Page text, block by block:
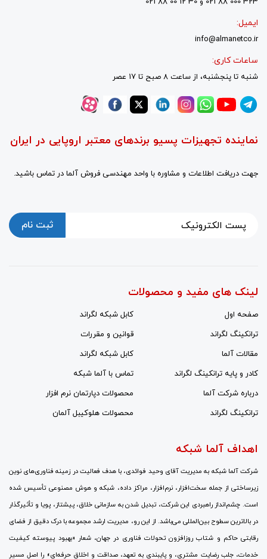
ایمیل:
info@almanetco.ir
ساعات کاری:
شنبه تا پنجشنبه، از ساعت 8 صبح تا 17 عصر
نماینده تجهیزات پسیو برندهای معتبر اروپایی در ایران
جهت دریافت اطلاعات و مشاوره با واحد مهندسی فروش آلما در تماس باشید.
ثبت نام
لینک های مفید و محصولات
صفحه اول
کابل شبکه لگراند
ترانکینگ لگراند
قوانین و مقررات
مقالات آلما
کابل شبکه لگراند
کادر و پایه ترانکینگ لگراند
تماس با آلما شبکه
درباره شرکت آلما
محصولات دپارتمان نرم افزار
ترانکینگ لگراند
محصولات هلوکیبل آلمان
اهداف آلما شبکه
شرکت آلما شبکه به مدیریت آقای وحید فوائدی، با هدف فعالیت در زمینه فناوری‌های نوین
زیرساختی از جمله سخت‌افزار، نرم‌افزار، مراکز داده، شبکه و هوش مصنوعی تأسیس شده
است. چشم‌انداز راهبردی این شرکت، تبدیل شدن به سازمانی خلاق، پیشتاز، پویا و تأثیرگذار
در بالاترین سطوح بین‌المللی می‌باشد. از این رو، مدیریت ارشد مجموعه با درک دقیق از فضای
رقابتی حاکم و شتاب روزافزون تحولات فناوری در جهان، شعار «بهبود پیوسته کیفیت
خدمات، جلب رضایت مشتری، و پایبندی به تعهد، صداقت و اخلاق حرفه‌ای» را اصل مسیر